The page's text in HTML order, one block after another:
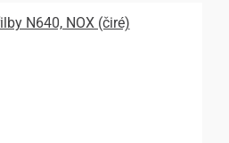
N640, NOX (čiré)